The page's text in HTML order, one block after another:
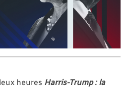
heures Harris-Trump : la